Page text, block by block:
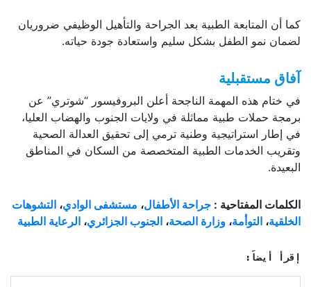
كما أن المتابعة الطبية بعد الجراحة والتأهيل الوظيفي ضروريان
لضمان نمو الطفل بشكل سليم واستعادة جودة حياته.
آفاق مستقبلية
في ختام هذه المهمة الناجحة أعلن البروفيسور “شوتري” عن
برمجة حملات طبية مماثلة في ولايات الجنوب والهضاب العليا،
في إطار استراتيجية وطنية ترمي إلى تحقيق العدالة الصحية
وتقريب الخدمات الطبية المتخصصة من السكان في المناطق
البعيدة.
الكلمات المفتاحية : جراحة الأطفال، مستشفى الوادي، التشوهات
الخلقية، التوأمة، وزارة الصحة، الجنوب الجزائري، الرعاية الطبية
إقرأ أيضاً: